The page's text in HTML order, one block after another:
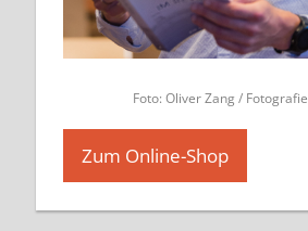
Foto: Oliver Zang / Fotografie
Zum Online-Shop